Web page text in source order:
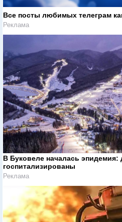
Все посты любимых телеграм
Реклама
В Буковеле началась эпидемия:
госпитализированы
Реклама